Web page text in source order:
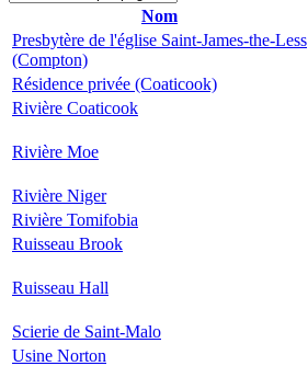
Nom
Presbytère de l'église Saint-James-the-Less
(Compton)
Résidence privée (Coaticook)
Rivière Coaticook
Rivière Moe
Rivière Niger
Rivière Tomifobia
Ruisseau Brook
Ruisseau Hall
Scierie de Saint-Malo
Usine Norton